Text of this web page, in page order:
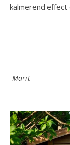
kalmerend effect
Marit